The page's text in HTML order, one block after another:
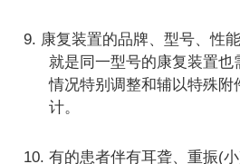
9. 康复装置的品牌、型号、性
就是同一型号的康复装置也
情况特别调整和辅以特殊附
计。
10. 有的患者伴有耳聋、重振(